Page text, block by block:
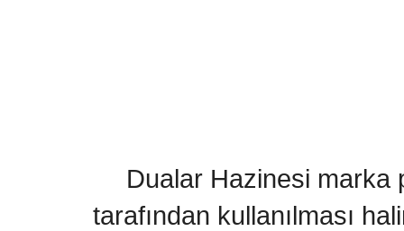
Dualar Hazinesi marka
tarafından kullanılması